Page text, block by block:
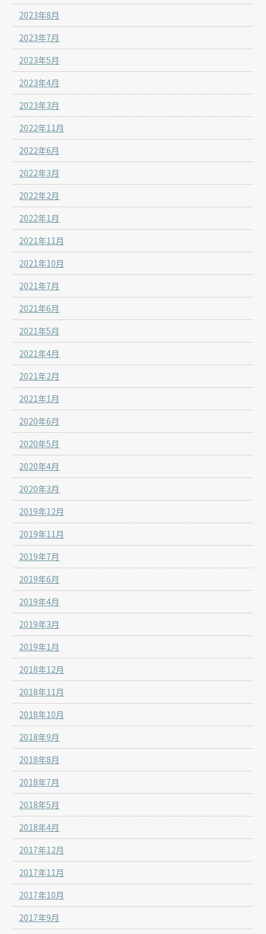
2023年8月
2023年7月
2023年5月
2023年4月
2023年3月
2022年11月
2022年6月
2022年3月
2022年2月
2022年1月
2021年11月
2021年10月
2021年7月
2021年6月
2021年5月
2021年4月
2021年2月
2021年1月
2020年6月
2020年5月
2020年4月
2020年3月
2019年12月
2019年11月
2019年7月
2019年6月
2019年4月
2019年3月
2019年1月
2018年12月
2018年11月
2018年10月
2018年9月
2018年8月
2018年7月
2018年5月
2018年4月
2017年12月
2017年11月
2017年10月
2017年9月